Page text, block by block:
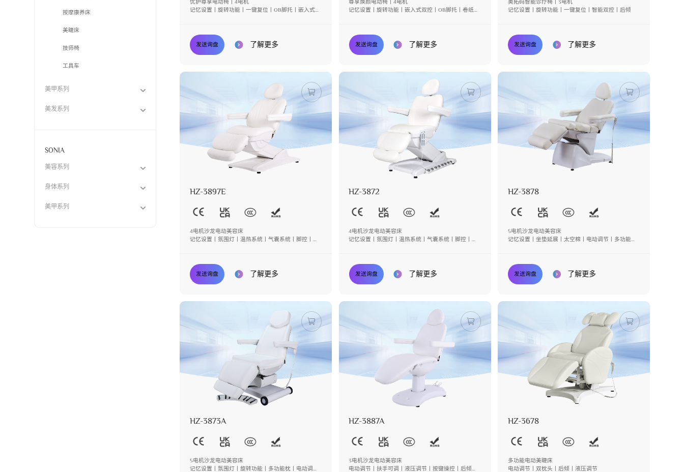
按摩康养床
美睫床
技师椅
工具车
美甲系列
美发系列
SONIA
美容系列
身体系列
美甲系列
优护尊享电动椅丨4电机
记忆设置丨旋转功能丨一键复位丨OB脚托丨嵌入式双
发送询盘 了解更多
尊享焕颜电动椅丨4电机
记忆设置丨旋转功能丨嵌入式双控丨OB脚托丨卷纸架
发送询盘 了解更多
奥拓码智能诊疗椅丨3电机
记忆设置丨旋转功能丨一键复位丨智能双控丨后倾
发送询盘 了解更多
HZ-3897E
4电机沙龙电动美容床
记忆设置丨氛围灯丨温热系统丨气囊系统丨脚控丨后
发送询盘 了解更多
HZ-3872
4电机沙龙电动美容床
记忆设置丨氛围灯丨温热系统丨气囊系统丨脚控丨后
发送询盘 了解更多
HZ-3878
5电机沙龙电动美容床
记忆设置丨坐垫延展丨太空棉丨电动调节丨多功能枕
发送询盘 了解更多
HZ-3873A
5电机沙龙电动美容床
记忆设置丨氛围灯丨旋转功能丨多功能枕丨电动调节
HZ-3887A
3电机沙龙电动美容床
电动调节丨扶手可调丨液压调节丨按键操控丨后倾丨
HZ-3678
多功能电动美睫床
电动调节丨双枕头丨后倾丨液压调节